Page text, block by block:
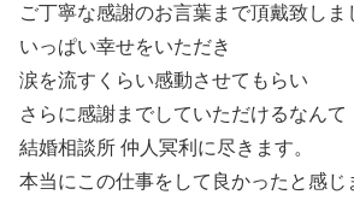
ご丁寧な感謝のお言葉まで頂戴致しま
いっぱい幸せをいただき
涙を流すくらい感動させてもらい
さらに感謝までしていただけるなんて
結婚相談所 仲人冥利に尽きます。
本当にこの仕事をして良かったと感じ